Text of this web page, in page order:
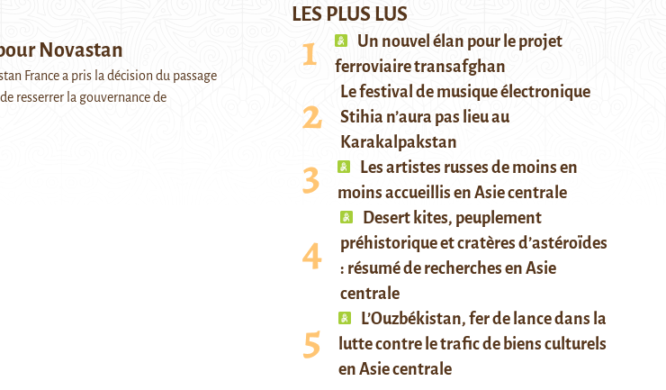
Novastan
France a pris la décision du passage
resserrer la gouvernance de
LES PLUS LUS
Un nouvel élan pour le projet
ferroviaire transafghan
Le festival de musique électronique
Stihia n’aura pas lieu au
Karakalpakstan
Les artistes russes de moins en
moins accueillis en Asie centrale
Desert kites, peuplement
préhistorique et cratères d’astéroïdes
: résumé de recherches en Asie
centrale
L’Ouzbékistan, fer de lance dans la
lutte contre le trafic de biens culturels
en Asie centrale